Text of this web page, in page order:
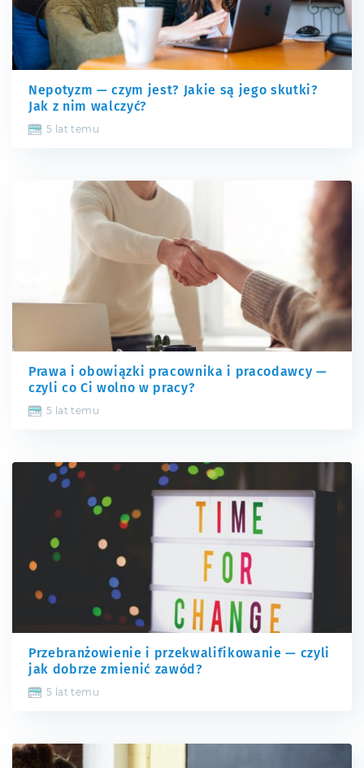
Nepotyzm — czym jest? Jakie są jego skutki?
Jak z nim walczyć?
5 lat temu
Prawa i obowiązki pracownika i pracodawcy —
czyli co Ci wolno w pracy?
5 lat temu
Przebranżowienie i przekwalifikowanie — czyli
jak dobrze zmienić zawód?
5 lat temu